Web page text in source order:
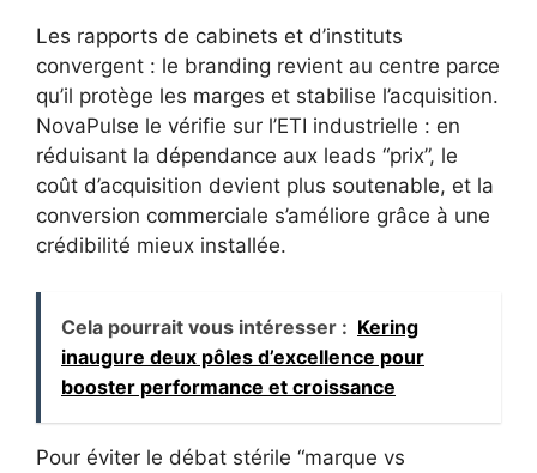
Les rapports de cabinets et d’instituts
convergent : le branding revient au centre parce
qu’il protège les marges et stabilise l’acquisition.
NovaPulse le vérifie sur l’ETI industrielle : en
réduisant la dépendance aux leads “prix”, le
coût d’acquisition devient plus soutenable, et la
conversion commerciale s’améliore grâce à une
crédibilité mieux installée.
Cela pourrait vous intéresser : Kering
inaugure deux pôles d’excellence pour
booster performance et croissance
Pour éviter le débat stérile “marque vs